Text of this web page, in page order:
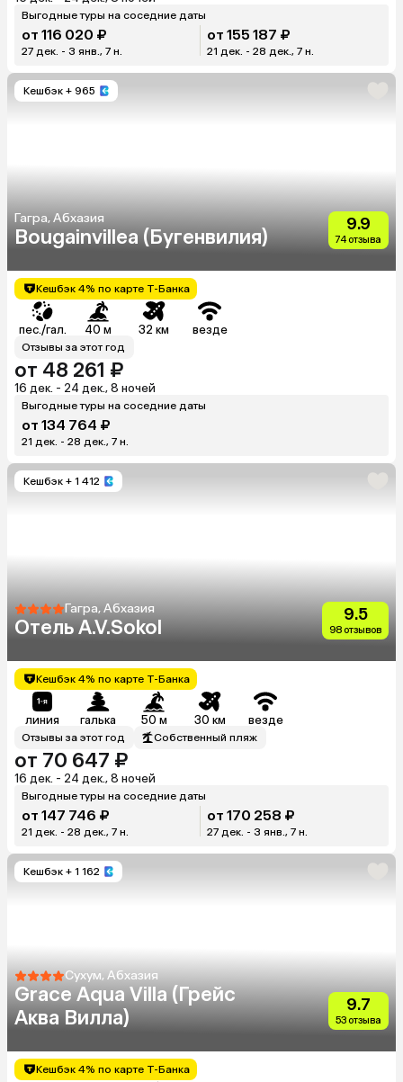
Выгодные туры на соседние даты
от 116 020 ₽
27 дек. - 3 янв., 7 н.
от 155 187 ₽
21 дек. - 28 дек., 7 н.
Кешбэк + 965
Гагра, Абхазия
Bougainvillea (Бугенвилия)
9.9
74 отзыва
Кешбэк 4% по карте Т-Банка
пес./гал. 40 м 32 км везде
Отзывы за этот год
от 48 261 ₽
16 дек. - 24 дек., 8 ночей
Выгодные туры на соседние даты
от 134 764 ₽
21 дек. - 28 дек., 7 н.
Кешбэк + 1 412
Гагра, Абхазия
Отель A.V.Sokol
9.5
98 отзывов
Кешбэк 4% по карте Т-Банка
линия галька 50 м 30 км везде
Отзывы за этот год Собственный пляж
от 70 647 ₽
16 дек. - 24 дек., 8 ночей
Выгодные туры на соседние даты
от 147 746 ₽
21 дек. - 28 дек., 7 н.
от 170 258 ₽
27 дек. - 3 янв., 7 н.
Кешбэк + 1 162
Сухум, Абхазия
Grace Aqua Villa (Грейс
Аква Вилла)
9.7
53 отзыва
Кешбэк 4% по карте Т-Банка